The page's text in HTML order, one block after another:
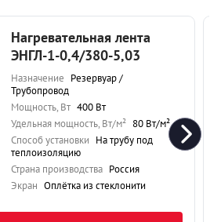
Нагревательная лента
ЭНГЛ-1-0,4/380-5,03
Назначение Резервуар /
Трубопровод
Мощность, Вт 400 Вт
Удельная мощность, Вт/м² 80 Вт/м²
Способ установки На трубу под
теплоизоляцию
Страна производства Россия
Экран Оплётка из стеклонити